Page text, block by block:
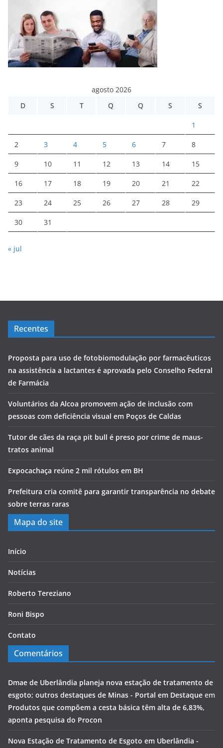
agosto 2026
D
S T Q Q S S
1
2 3 4 5 6 7 8
9 10 11 12 13 14 15
16 17 18 19 20 21 22
23 24 25 26 27 28 29
30 31
« jul
Recentes
Proposta para uso de fotobiomodulação por farmacêuticos
na assistência a lactantes é aprovada pelo Conselho Federal
de Farmácia
Voluntários da Alcoa promovem ação de inclusão com
pessoas com deficiência visual em Poços de Caldas
Tutor de cães da raça pit bull é preso por crime de maus-
tratos animal
Expocachaça reúne 2 mil rótulos em BH
Prefeitura cria comitê para garantir transparência no debate
sobre terras raras
Mapa do site
Início
Notícias
Roberto Tereziano
Roni Bispo
Contato
Comentários
Dmae de Uberlândia planeja nova estação de tratamento de
esgoto; outros destaques de Minas - Portal em Destaque em
Produtos que compõem a cesta básica têm alta de 6,83%,
aponta pesquisa do Procon
Nova Estação de Tratamento de Esgoto em Uberlândia -